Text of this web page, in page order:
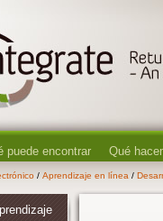
puede encontrar Qué
/ Aprendizaje en línea /